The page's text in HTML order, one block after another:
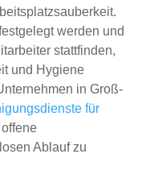
werden und
stattfinden,
und Hygiene
in Groß-
für
Ablauf zu